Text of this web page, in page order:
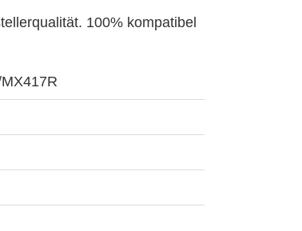
100% kompatibel